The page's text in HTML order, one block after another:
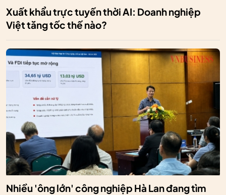
Xuất khẩu trực tuyến thời AI: Doanh nghiệp
Việt tăng tốc thế nào?
Nhiều 'ông lớn' công nghiệp Hà Lan đang tìm